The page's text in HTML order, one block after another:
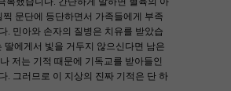
문단에 등단하면서 가족들에게 부족
. 민아와 손자의 질병은 치유를 받았습
에게서 빛을 거두지 않으신다면 남은
저는 기적 때문에 기독교를 받아들인
. 그러므로 이 지상의 진짜 기적은 단 하